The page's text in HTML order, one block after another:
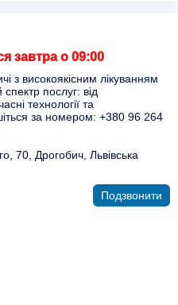
завтра о 09:00
з високоякісним лікуванням
послуг: від
технології та
за номером: +380 96 264
70, Дрогобич, Львівська
Подзвонити